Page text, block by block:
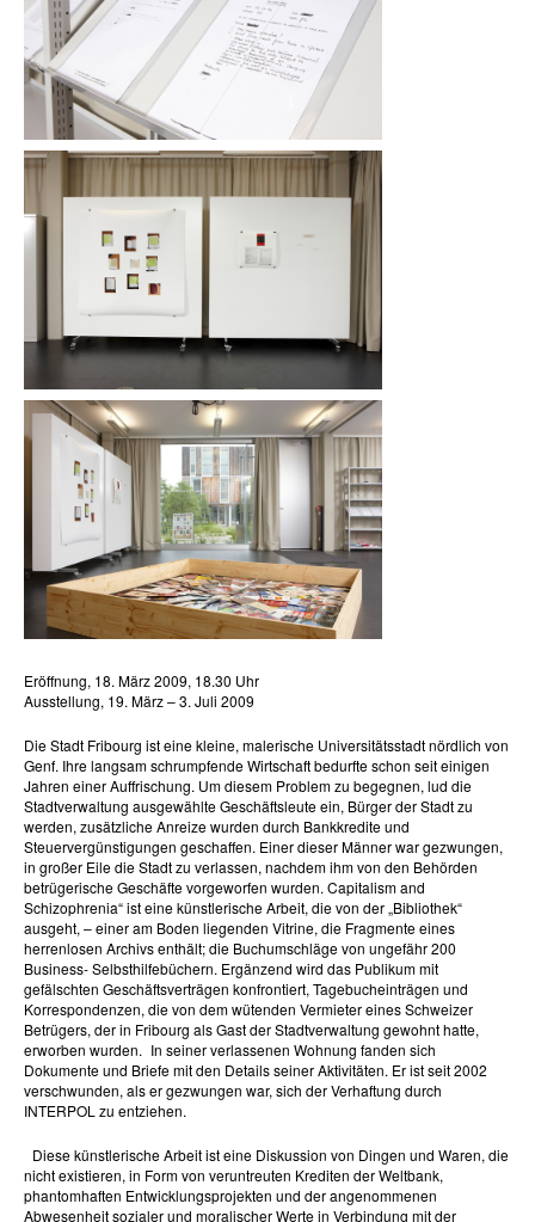
Eröffnung, 18. März 2009, 18.30 Uhr
Ausstellung, 19. März – 3. Juli 2009
Die Stadt Fribourg ist eine kleine, malerische Universitätsstadt nördlich von
Genf. Ihre langsam schrumpfende Wirtschaft bedurfte schon seit einigen
Jahren einer Auffrischung. Um diesem Problem zu begegnen, lud die
Stadtverwaltung ausgewählte Geschäftsleute ein, Bürger der Stadt zu
werden, zusätzliche Anreize wurden durch Bankkredite und
Steuervergünstigungen geschaffen. Einer dieser Männer war gezwungen,
in großer Eile die Stadt zu verlassen, nachdem ihm von den Behörden
betrügerische Geschäfte vorgeworfen wurden. Capitalism and
Schizophrenia“ ist eine künstlerische Arbeit, die von der „Bibliothek“
ausgeht, – einer am Boden liegenden Vitrine, die Fragmente eines
herrenlosen Archivs enthält; die Buchumschläge von ungefähr 200
Business- Selbsthilfebüchern. Ergänzend wird das Publikum mit
gefälschten Geschäftsverträgen konfrontiert, Tagebucheinträgen und
Korrespondenzen, die von dem wütenden Vermieter eines Schweizer
Betrügers, der in Fribourg als Gast der Stadtverwaltung gewohnt hatte,
erworben wurden. In seiner verlassenen Wohnung fanden sich
Dokumente und Briefe mit den Details seiner Aktivitäten. Er ist seit 2002
verschwunden, als er gezwungen war, sich der Verhaftung durch
INTERPOL zu entziehen.
Diese künstlerische Arbeit ist eine Diskussion von Dingen und Waren, die
nicht existieren, in Form von veruntreuten Krediten der Weltbank,
phantomhaften Entwicklungsprojekten und der angenommenen
Abwesenheit sozialer und moralischer Werte in Verbindung mit der